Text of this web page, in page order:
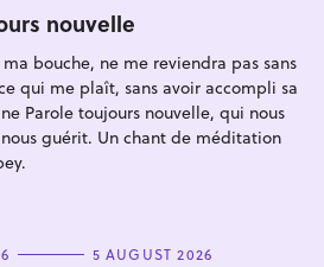
nouvelle
bouche, ne me reviendra pas sans
qui me plaît, sans avoir accompli sa
Parole toujours nouvelle, qui nous
guérit. Un chant de méditation
5 AUGUST 2026